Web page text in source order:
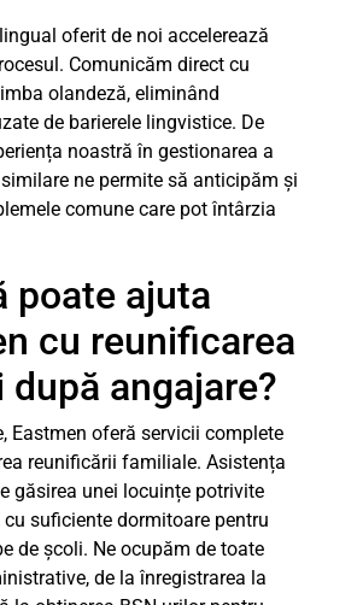
oferit de noi accelerează
Comunicăm direct cu
olandeză, eliminând
de barierele lingvistice. De
noastră în gestionarea a
ne permite să anticipăm și
comune care pot întârzia
poate ajuta
cu reunificarea
angajare?
Eastmen oferă servicii complete
reunificării familiale. Asistența
găsirea unei locuințe potrivite
suficiente dormitoare pentru
de școli. Ne ocupăm de toate
de la înregistrarea la